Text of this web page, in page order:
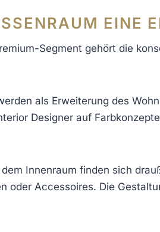
EINE
Segment gehört die
als Erweiterung des
Designer auf
Innenraum finden sich
oder Accessoires. Die